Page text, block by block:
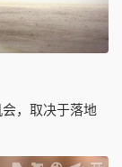
，取决于落地